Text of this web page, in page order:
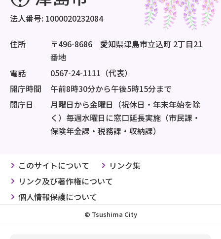
法人番号: 1000020232084
住所
〒496-8686 愛知県津島市立込町 2丁目21
番地
電話
0567-24-1111（代表）
開庁時間
午前8時30分から午後5時15分まで
開庁日
月曜日から金曜日（祝休日・年末年始を除
く）毎週水曜日に窓口延長実施（市民課・
保険年金課・税務課・収納課）
このサイトについて
リンク集
リンク及び著作権について
個人情報保護について
© Tsushima City